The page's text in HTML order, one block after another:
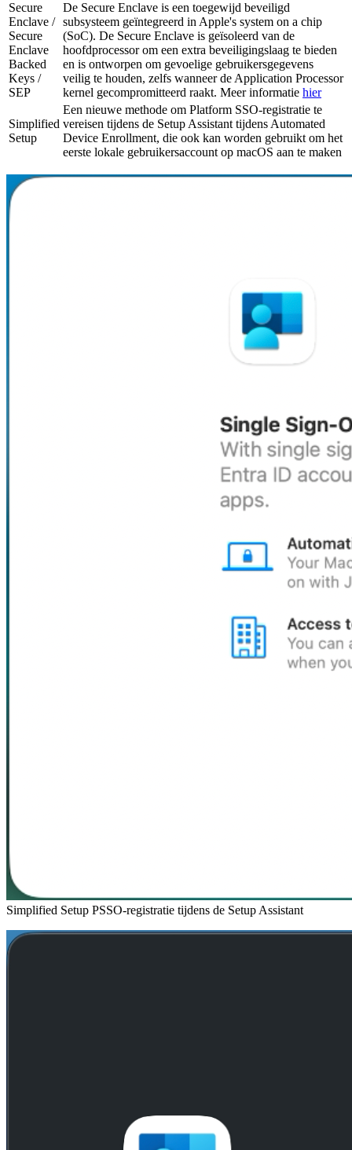
Secure
Enclave /
Secure
Enclave
Backed
Keys /
SEP
De Secure Enclave is een toegewijd beveiligd
subsysteem geïntegreerd in Apple's system on a chip
(SoC). De Secure Enclave is geïsoleerd van de
hoofdprocessor om een extra beveiligingslaag te bieden
en is ontworpen om gevoelige gebruikersgegevens
veilig te houden, zelfs wanneer de Application Processor
kernel gecompromitteerd raakt. Meer informatie hier
Simplified
Setup
Een nieuwe methode om Platform SSO-registratie te
vereisen tijdens de Setup Assistant tijdens Automated
Device Enrollment, die ook kan worden gebruikt om het
eerste lokale gebruikersaccount op macOS aan te maken
Simplified Setup PSSO-registratie tijdens de Setup Assistant